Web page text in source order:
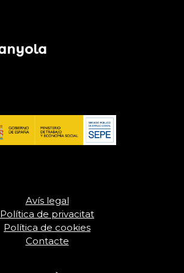
Avís legal
Política de privacitat
Política de cookies
Contacte